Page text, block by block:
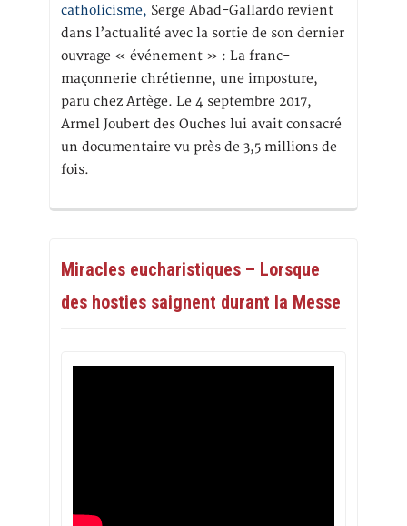
catholicisme, Serge Abad-Gallardo revient
dans l’actualité avec la sortie de son dernier
ouvrage « événement » : La franc-
maçonnerie chrétienne, une imposture,
paru chez Artège. Le 4 septembre 2017,
Armel Joubert des Ouches lui avait consacré
un documentaire vu près de 3,5 millions de
fois.
Miracles eucharistiques – Lorsque
des hosties saignent durant la Messe